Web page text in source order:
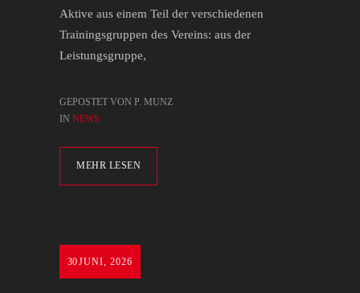
Aktive aus einem Teil der verschiedenen
Trainingsgruppen des Vereins: aus der
Leistungsgruppe,
MEHR LESEN
GEPOSTET VON P. MUNZ
IN NEWS
30JUNI, 2026